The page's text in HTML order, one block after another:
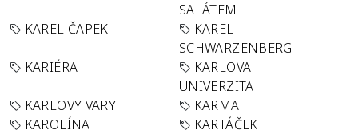
SALÁTEM
KAREL ČAPEK
KAREL
SCHWARZENBERG
KARIÉRA
KARLOVA
UNIVERZITA
KARLOVY VARY
KARMA
KAROLÍNA
KARTÁČEK